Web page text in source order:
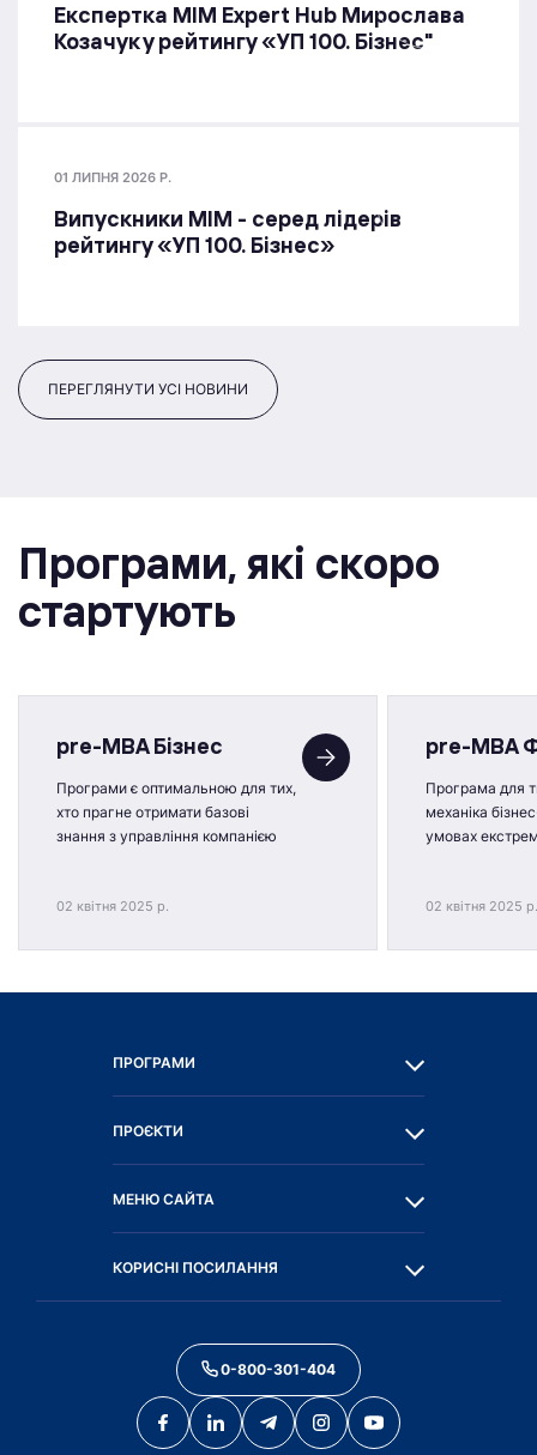
Експертка MIM Expert Hub Мирослава
Козачук у рейтингу «УП 100. Бізнес"
01 ЛИПНЯ 2026 Р.
Випускники МІМ - серед лідерів
рейтингу «УП 100. Бізнес»
ПЕРЕГЛЯНУТИ УСІ НОВИНИ
Програми, якi скоро
стартують
pre-MBA Бізнес
Програми є оптимальною для тих,
хто прагне отримати базові
знання з управління компанією
02 квітня 2025 р.
pre-MBA
Програма для
механіка
умовах
02 квітня 2025 р.
ПРОГРАМИ
ПРОЄКТИ
МЕНЮ САЙТА
КОРИСНІ ПОСИЛАННЯ
0-800-301-404